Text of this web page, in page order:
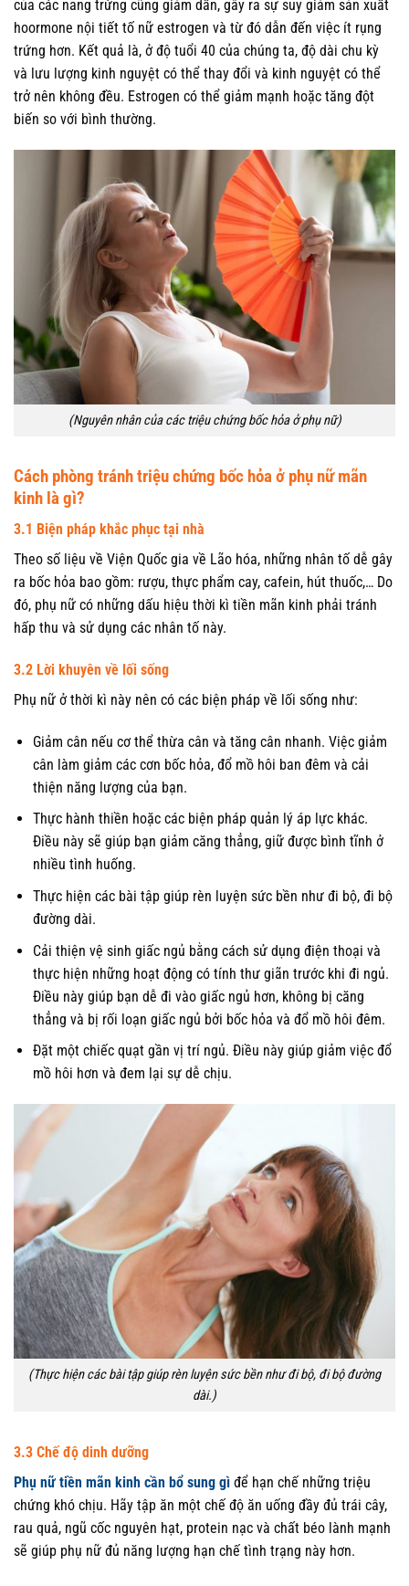
của các nang trứng cũng giảm dần, gây ra sự suy giảm sản xuất
hoormone nội tiết tố nữ estrogen và từ đó dẫn đến việc ít rụng
trứng hơn. Kết quả là, ở độ tuổi 40 của chúng ta, độ dài chu kỳ
và lưu lượng kinh nguyệt có thể thay đổi và kinh nguyệt có thể
trở nên không đều. Estrogen có thể giảm mạnh hoặc tăng đột
biến so với bình thường.
(Nguyên nhân của các triệu chứng bốc hỏa ở phụ nữ)
Cách phòng tránh triệu chứng bốc hỏa ở phụ nữ mãn
kinh là gì?
3.1 Biện pháp khắc phục tại nhà
Theo số liệu về Viện Quốc gia về Lão hóa, những nhân tố dễ gây
ra bốc hỏa bao gồm: rượu, thực phẩm cay, cafein, hút thuốc,… Do
đó, phụ nữ có những dấu hiệu thời kì tiền mãn kinh phải tránh
hấp thu và sử dụng các nhân tố này.
3.2 Lời khuyên về lối sống
Phụ nữ ở thời kì này nên có các biện pháp về lối sống như:
Giảm cân nếu cơ thể thừa cân và tăng cân nhanh. Việc giảm
cân làm giảm các cơn bốc hỏa, đổ mồ hôi ban đêm và cải
thiện năng lượng của bạn.
Thực hành thiền hoặc các biện pháp quản lý áp lực khác.
Điều này sẽ giúp bạn giảm căng thẳng, giữ được bình tĩnh ở
nhiều tình huống.
Thực hiện các bài tập giúp rèn luyện sức bền như đi bộ, đi bộ
đường dài.
Cải thiện vệ sinh giấc ngủ bằng cách sử dụng điện thoại và
thực hiện những hoạt động có tính thư giãn trước khi đi ngủ.
Điều này giúp bạn dễ đi vào giấc ngủ hơn, không bị căng
thẳng và bị rối loạn giấc ngủ bởi bốc hỏa và đổ mồ hôi đêm.
Đặt một chiếc quạt gần vị trí ngủ. Điều này giúp giảm việc đổ
mồ hôi hơn và đem lại sự dễ chịu.
(Thực hiện các bài tập giúp rèn luyện sức bền như đi bộ, đi bộ đường
dài.)
3.3 Chế độ dinh dưỡng
Phụ nữ tiền mãn kinh cần bổ sung gì để hạn chế những triệu
chứng khó chịu. Hãy tập ăn một chế độ ăn uống đầy đủ trái cây,
rau quả, ngũ cốc nguyên hạt, protein nạc và chất béo lành mạnh
sẽ giúp phụ nữ đủ năng lượng hạn chế tình trạng này hơn.